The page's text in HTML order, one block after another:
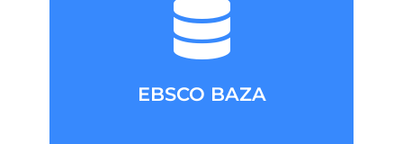
EBSCO BAZA
PRISTUP EBSCO BAZA
Pristupite EBSCO BAZAMA
KLIKNITE OVDJE